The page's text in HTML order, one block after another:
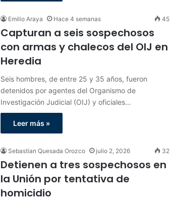
Emilio Araya Hace 4 semanas 45
Capturan a seis sospechosos
con armas y chalecos del OIJ en
Heredia
Seis hombres, de entre 25 y 35 años, fueron
detenidos por agentes del Organismo de
Investigación Judicial (OIJ) y oficiales…
Leer más »
Sebastian Quesada Orozco julio 2, 2026 32
Detienen a tres sospechosos en
la Unión por tentativa de
homicidio